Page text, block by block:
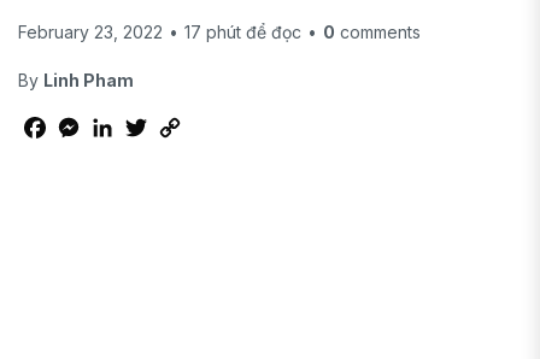
February 23, 2022 • 17 phút để đọc • 0 comments
By Linh Pham
Facebook
Messenger
LinkedInTwitter